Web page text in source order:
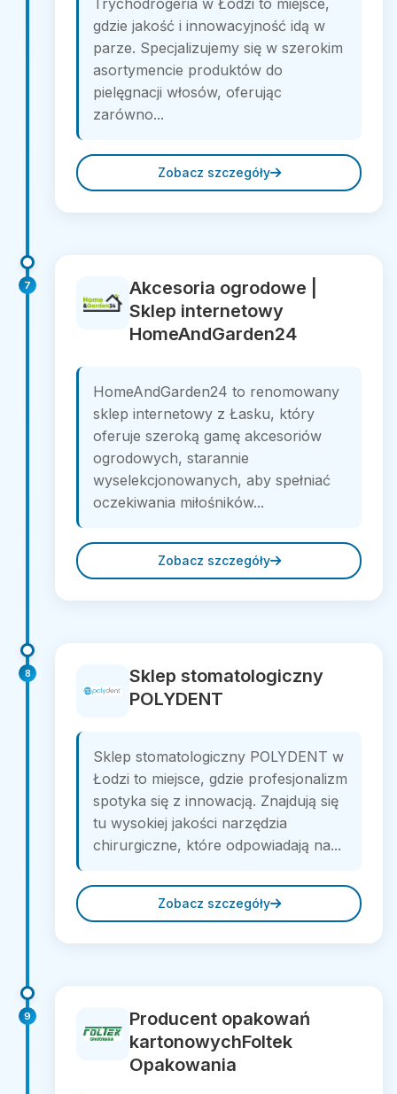
Trychodrogeria w Łodzi to miejsce,
gdzie jakość i innowacyjność idą w
parze. Specjalizujemy się w szerokim
asortymencie produktów do
pielęgnacji włosów, oferując
zarówno...
Zobacz szczegóły
7
Akcesoria ogrodowe |
Sklep internetowy
HomeAndGarden24
HomeAndGarden24 to renomowany
sklep internetowy z Łasku, który
oferuje szeroką gamę akcesoriów
ogrodowych, starannie
wyselekcjonowanych, aby spełniać
oczekiwania miłośników...
Zobacz szczegóły
8
Sklep stomatologiczny
POLYDENT
Sklep stomatologiczny POLYDENT w
Łodzi to miejsce, gdzie profesjonalizm
spotyka się z innowacją. Znajdują się
tu wysokiej jakości narzędzia
chirurgiczne, które odpowiadają na...
Zobacz szczegóły
9
Producent opakowań
kartonowychFoltek
Opakowania